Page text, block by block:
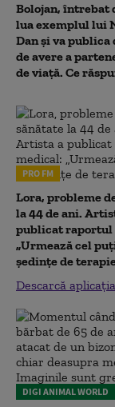
Bolojan, întrebat
lua exemplul lui
Dan și va
de avere a
de viață. Ce
PRO FM
Lora, probleme
la 44 de ani.
publicat raportul
„Urmează cel
ședințe de
Descarcă
DIGI ANIMAL WORLD